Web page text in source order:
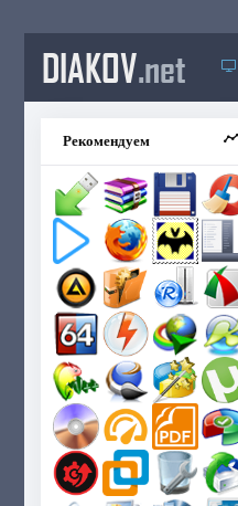
DIAKOV.net
Рекомендуем